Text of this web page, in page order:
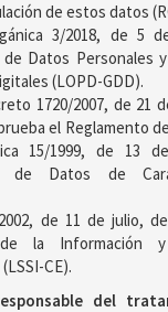
de estos datos
3/2018, de 5
Datos Personales
(LOPD-GDD).
1720/2007, de 21
el Reglamento
15/1999, de 13
de Datos de
de 11 de julio,
de la Información
CE).
del